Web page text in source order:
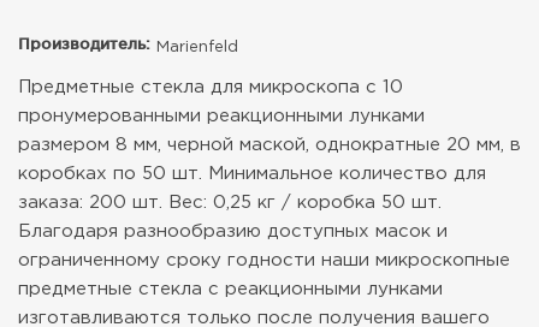
Производитель: Marienfeld
Предметные стекла для микроскопа с 10
пронумерованными реакционными лунками
размером 8 мм, черной маской, однократные 20 мм, в
коробках по 50 шт.
Минимальное количество для
заказа: 200 шт.
Вес: 0,25 кг / коробка 50 шт.
Благодаря разнообразию доступных масок и
ограниченному сроку годности наши микроскопные
предметные стекла с реакционными лунками
изготавливаются только после получения вашего